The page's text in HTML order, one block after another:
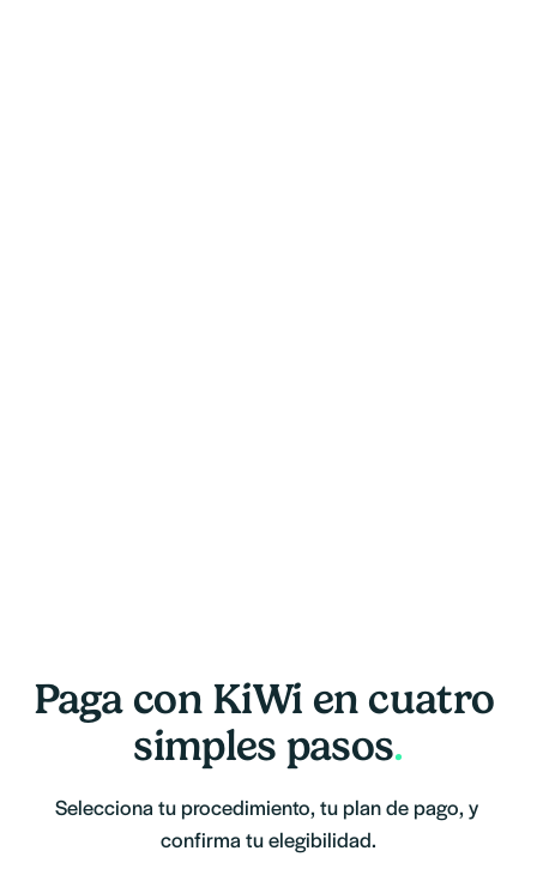
Paga con KiWi en cuatro
simples pasos.
Selecciona tu procedimiento, tu plan de pago, y
confirma tu elegibilidad.